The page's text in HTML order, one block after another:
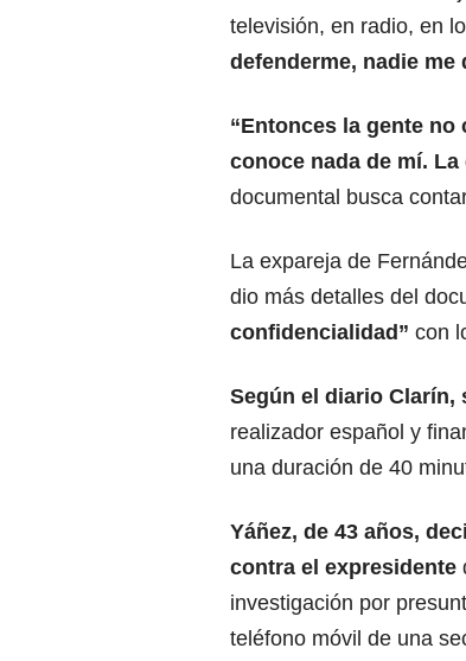
televisión, en radio, en
defenderme, nadie me
“Entonces la gente
conoce nada de mí.
documental busca
La expareja de
dio más detalles del
confidencialidad ” con
Según el diario Clarín,
realizador español y
una duración de 40
Yáñez, de 43 años,
contra el expresidente
investigación por
teléfono móvil de una